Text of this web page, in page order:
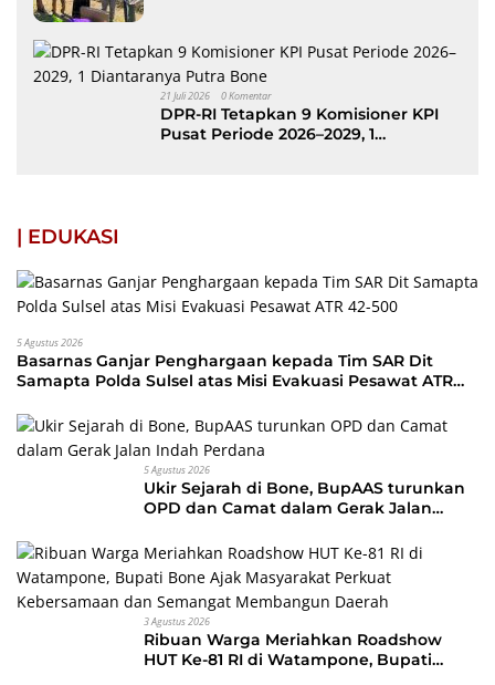
21 Juli 2026 0 Komentar
DPR-RI Tetapkan 9 Komisioner KPI
Pusat Periode 2026–2029, 1
| EDUKASI
5 Agustus 2026
Basarnas Ganjar Penghargaan kepada Tim SAR Dit
Samapta Polda Sulsel atas Misi Evakuasi Pesawat ATR
5 Agustus 2026
Ukir Sejarah di Bone, BupAAS turunkan
OPD dan Camat dalam Gerak Jalan
3 Agustus 2026
Ribuan Warga Meriahkan Roadshow
HUT Ke-81 RI di Watampone, Bupati